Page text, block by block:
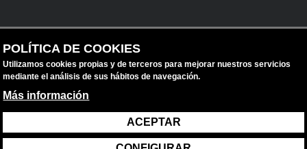
Aviso legal
Protección de datos
POLÍTICA DE COOKIES
Utilizamos cookies propias y de terceros para mejorar nuestros servicios
mediante el análisis de sus hábitos de navegación.
Más información
ACEPTAR